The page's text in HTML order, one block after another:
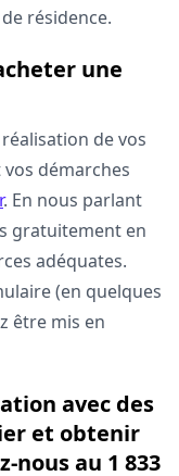
résidence.
une
de vos
démarches
. En nous parlant
gratuitement en
adéquates.
(en quelques
être mis en
avec des
et obtenir
nous au 1 833